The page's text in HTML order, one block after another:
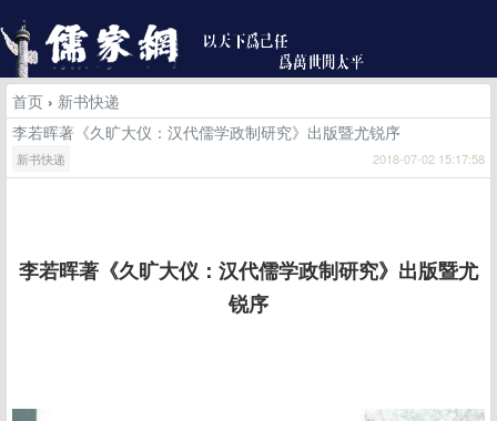
首页 › 新书快递
李若晖著《久旷大仪：汉代儒学政制研究》出版暨尤锐序
新书快递 2018-07-02 15:17:58
李若晖著《久旷大仪：汉代儒学政制研究》出版暨尤
锐序